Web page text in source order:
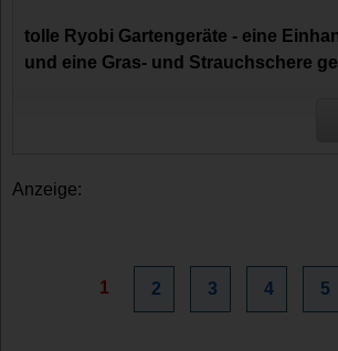
tolle Ryobi Gartengeräte - eine
und eine Gras- und Strauchschere
Anzeige:
1 2 3 4 5